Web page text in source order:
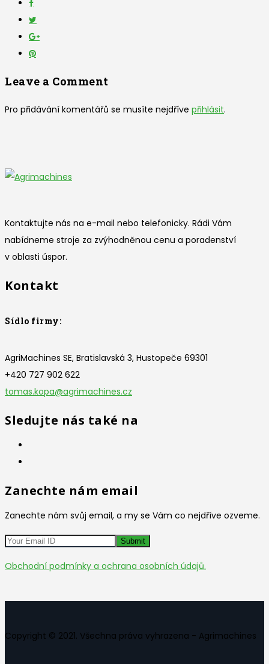
Leave a Comment
Pro přidávání komentářů se musíte nejdříve přihlásit.
Kontaktujte nás na e-mail nebo telefonicky. Rádi Vám
nabídneme stroje za zvýhodněnou cenu a poradenství
v oblasti úspor.
Kontakt
Sídlo firmy:
AgriMachines SE, Bratislavská 3, Hustopeče 69301
+420 727 902 622
tomas.kopa@agrimachines.cz
Sledujte nás také na
Zanechte nám email
Zanechte nám svůj email, a my se Vám co nejdříve ozveme.
Obchodní podmínky a ochrana osobních údajů.
Copyright © 2021. Všechna práva vyhrazena - Agrimachines